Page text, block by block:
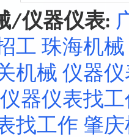
/仪器仪表:
工 珠海机
机械 仪器
器仪表找
找工作 肇